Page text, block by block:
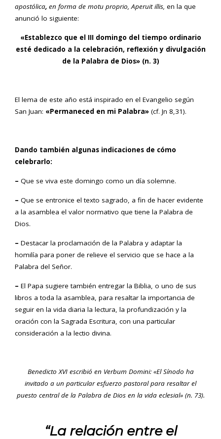
apostólica, en forma de motu proprio, Aperuit illis, en la que
anunció lo siguiente:
«Establezco que el III domingo del tiempo ordinario
esté dedicado a la celebración, reflexión y divulgación
de la Palabra de Dios» (n. 3)
El lema de este año está inspirado en el Evangelio según
San Juan: «Permaneced en mi Palabra» (cf. Jn 8,31).
Dando también algunas indicaciones de cómo
celebrarlo:
– Que se viva este domingo como un día solemne.
– Que se entronice el texto sagrado, a fin de hacer evidente
a la asamblea el valor normativo que tiene la Palabra de
Dios.
– Destacar la proclamación de la Palabra y adaptar la
homilía para poner de relieve el servicio que se hace a la
Palabra del Señor.
– El Papa sugiere también entregar la Biblia, o uno de sus
libros a toda la asamblea, para resaltar la importancia de
seguir en la vida diaria la lectura, la profundización y la
oración con la Sagrada Escritura, con una particular
consideración a la lectio divina.
Benedicto XVI escribió en Verbum Domini: «El Sínodo ha
invitado a un particular esfuerzo pastoral para resaltar el
puesto central de la Palabra de Dios en la vida eclesial» (n. 73).
“La relación entre el